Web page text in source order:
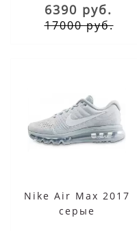
6390 руб.
17000 руб.
Nike Air Max 2017
серые